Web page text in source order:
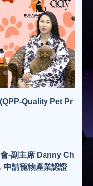
Quality Pet Pr
-副主席 Danny Ch
申請寵物產業認證